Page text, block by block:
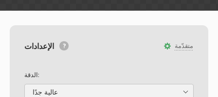
متقدّمة
الدقة:
عالية جدًا